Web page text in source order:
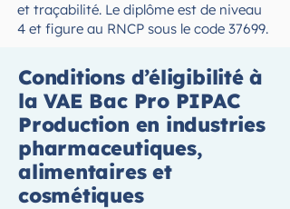
et traçabilité. Le diplôme est de niveau
4 et figure au RNCP sous le code 37699.
Conditions d’éligibilité à
la VAE Bac Pro PIPAC
Production en industries
pharmaceutiques,
alimentaires et
cosmétiques